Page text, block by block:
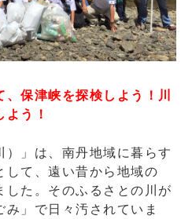
保津峡を探検しよう！川
う！
）」は、南丹地域に暮らす
して、遠い昔から地域の
した。そのふるさとの川が
」で日々汚されていま